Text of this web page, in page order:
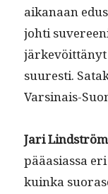
aikanaan
johti
suuresti.
Varsi­nais-
Jari Lind­ström
pääasi­as­sa
kuin­ka